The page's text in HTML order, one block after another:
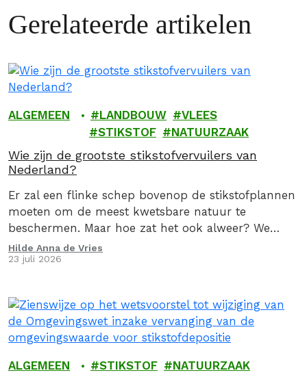
Gerelateerde artikelen
ALGEMEEN LANDBOUW
VLEES
STIKSTOF
NATUURZAAK
Wie zijn de grootste stikstofvervuilers van
Nederland?
Er zal een flinke schep bovenop de stikstofplannen
moeten om de meest kwetsbare natuur te
beschermen. Maar hoe zat het ook alweer? We
geven je graag een stoomcursus
stikstofproblematiek.
Hilde Anna de Vries
23 juli 2026
ALGEMEEN STIKSTOF
NATUURZAAK